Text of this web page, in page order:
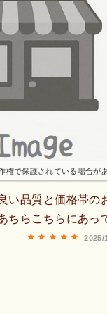
権で保護されている場合が
品質と価格帯の
らこちらにあっ
2025/